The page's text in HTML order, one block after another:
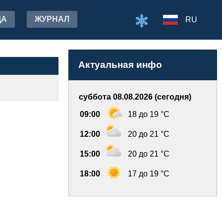
ЖУРНАЛ RU
Актуальная инфо
суббота 08.08.2026 (сегодня)
09:00 18 до 19 °C
12:00 20 до 21 °C
15:00 20 до 21 °C
18:00 17 до 19 °C